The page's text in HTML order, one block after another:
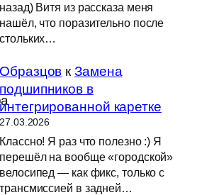
назад) Витя из рассказа меня
нашёл, что поразительно после
стольких…
Образцов кЗамена
подшипников в
интегрированной каретке
27.03.2026
Классно! Я раз что полезно :) Я
перешёл на вообще «городской»
велосипед — как фикс, только с
трансмиссией в задней…